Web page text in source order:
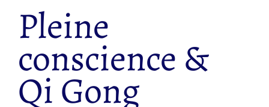
Pleine
conscience &
Qi Gong